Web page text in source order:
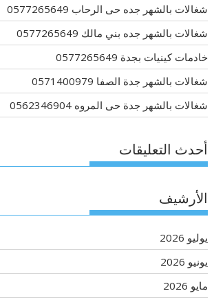
شغالات بالشهر جده حى الرحاب 0577265649
شغالات بالشهر جده بني مالك 0577265649
خادمات كينيات بجدة 0577265649
شغالات بالشهر جدة الصفا 0571400979
شغالات بالشهر جدة حى المروه 0562346904
أحدث التعليقات
الأرشيف
يوليو 2026
يونيو 2026
مايو 2026